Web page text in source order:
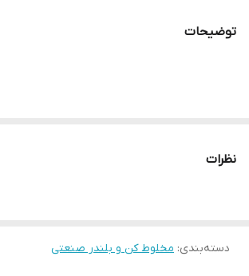
توضیحات
نظرات
دسته‌بندی: مخلوط کن و بلندر صنعتی